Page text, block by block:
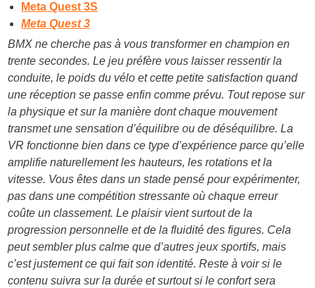
Meta Quest 3S
Meta Quest 3
BMX ne cherche pas à vous transformer en champion en
trente secondes. Le jeu préfère vous laisser ressentir la
conduite, le poids du vélo et cette petite satisfaction quand
une réception se passe enfin comme prévu. Tout repose sur
la physique et sur la manière dont chaque mouvement
transmet une sensation d’équilibre ou de déséquilibre. La
VR fonctionne bien dans ce type d’expérience parce qu’elle
amplifie naturellement les hauteurs, les rotations et la
vitesse. Vous êtes dans un stade pensé pour expérimenter,
pas dans une compétition stressante où chaque erreur
coûte un classement. Le plaisir vient surtout de la
progression personnelle et de la fluidité des figures. Cela
peut sembler plus calme que d’autres jeux sportifs, mais
c’est justement ce qui fait son identité. Reste à voir si le
contenu suivra sur la durée et surtout si le confort sera